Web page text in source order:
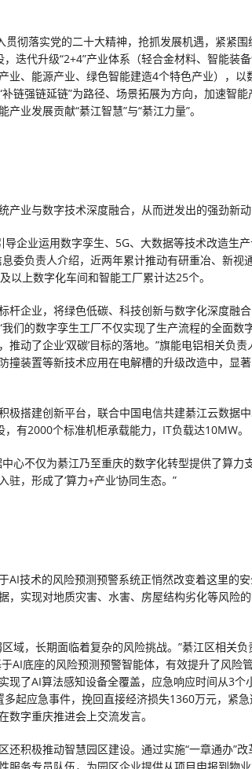
贯彻落实党的二十大精神，抢抓发展机遇，紧紧围
迭代升级“2+4”产业体系（轻合金材料、智能装
业、能源产业、绿色智能建造4个特色产业），以
链强链延链”为路径、场景拓展为方向，加速智
业发展贡献“綦江智慧”与“綦江力量”。
产业与数字技术深度融合，从而迸发出的强劲新动
导企业运用数字孪生、5G、大数据等技术改造生
委负责人介绍，近两年累计推动有研重冶、新视
以上数字化车间和智能工厂累计达25个。
杆企业，将绿色低碳、科技创新与数字化深度融
们的数字孪生工厂不仅实现了生产流程的全面数
动了企业‘双碳’目标的落地。”旗能电铝相关负
撞装置等新技术应用在电解槽的升级改造中，显
极搭建创新平台，联合中国电信共建綦江云数据
有2000个标准机柜承载能力，IT负载达10MW。
心不仅为綦江乃至重庆的数字化转型提供了算力
，形成了‘算力+产业’协同生态。”
AI技术的风险预测预警系统正悄然改变着这里的
，实现对地质灾害、水害、房屋结构劣化等风险
域，长期面临着复杂的风险挑战。”綦江区相关负
AI底座的风险预测预警智能体，有效提升了风险
现了AI算法感知设备全覆盖，应急响应时间从3个
起应急事件，挽回直接经济损失1360万元，紧
数字重庆推进会上交流发言。
还积极推动智慧园区建设。通过实施“一章通办”